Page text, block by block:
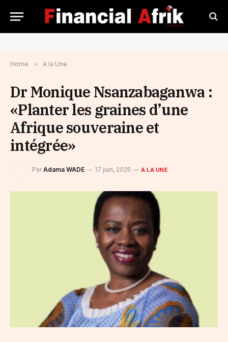
Home » A la Une
Dr Monique Nsanzabaganwa :
«Planter les graines d’une
Afrique souveraine et
intégrée»
Par Adama WADE 17 juin, 2025 A LA UNE